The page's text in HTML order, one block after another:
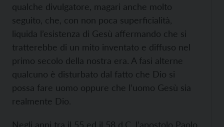
qualche divulgatore, magari anche molto
seguito, che, con non poca superficialità,
liquida l’esistenza di Gesù affermando che si
tratterebbe di un mito inventato e diffuso nel
primo secolo della nostra era. A fasi alterne
qualcuno è disturbato dal fatto che Dio si
possa fare uomo oppure che l’uomo Gesù sia
realmente Dio.
Negli anni tra il 55 ed il 58 d.C. l’apostolo Paolo